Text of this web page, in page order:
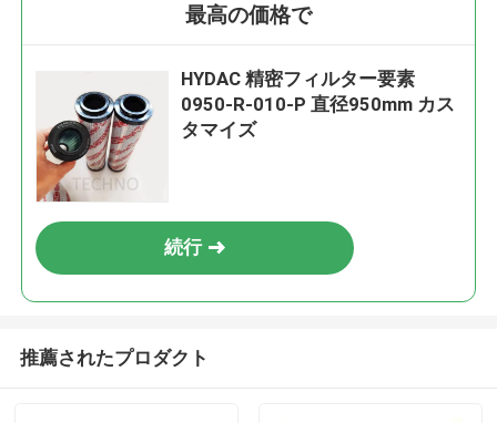
最高の価格で
HYDAC 精密フィルター要素
0950-R-010-P 直径950mm カス
タマイズ
続行
推薦されたプロダクト